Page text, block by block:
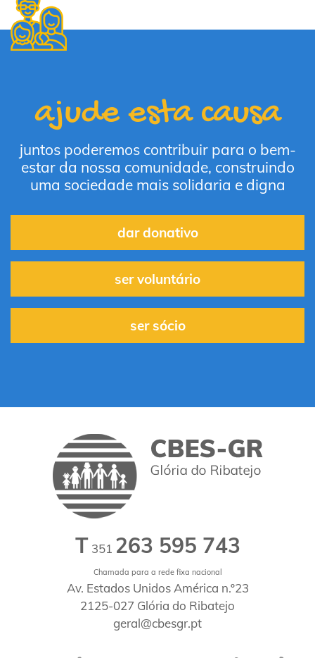
ajude esta causa
juntos poderemos contribuir para o bem-
estar da nossa comunidade, construindo
uma sociedade mais solidaria e digna
dar donativo
ser voluntário
ser sócio
T 351 263 595 743
Chamada para a rede fixa nacional
Av. Estados Unidos América n.º23
2125-027 Glória do Ribatejo
geral@cbesgr.pt